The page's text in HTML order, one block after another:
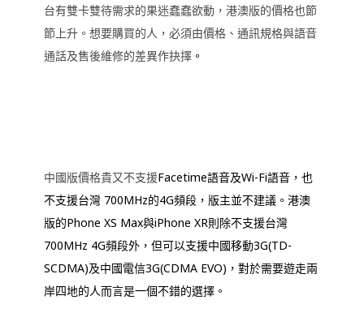
台有雙卡雙待需求的果迷蠢蠢欲動，港澳版的價格也節
節上升。想要購買的人，必須由價格、通訊規格與語音
通話及售後維修的差異作抉擇 。
中國版價格貴又不支援Facetime語音及Wi-Fi語音，也
不支援台灣 700MHz的4G頻段，版主並不建議。港澳
版的Phone XS Max與iPhone XR則除不支援台灣
700MHz 4G頻段外，但可以支援中國移動3G(TD-
SCDMA)及中國電信3G(CDMA EVO)，對於需要遊走兩
岸四地的人而言是一個不錯的選擇。